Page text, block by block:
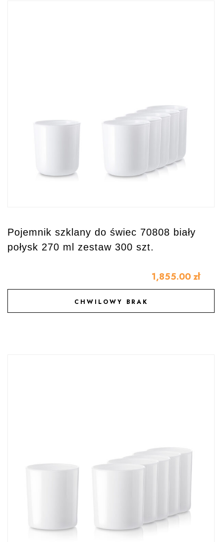
Pojemnik szklany do świec 70808 biały
połysk 270 ml zestaw 300 szt.
1,855.00 zł
CHWILOWY BRAK
DODAJ DO ULUBIONYCH